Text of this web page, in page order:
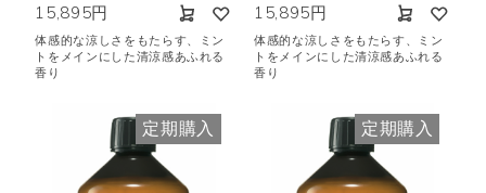
15,895円
体感的な涼しさをもたらす、ミン
トをメインにした清涼感あふれる
香り
15,895円
体感的な涼しさをもたらす、ミン
トをメインにした清涼感あふれる
香り
定期購入 定期購入